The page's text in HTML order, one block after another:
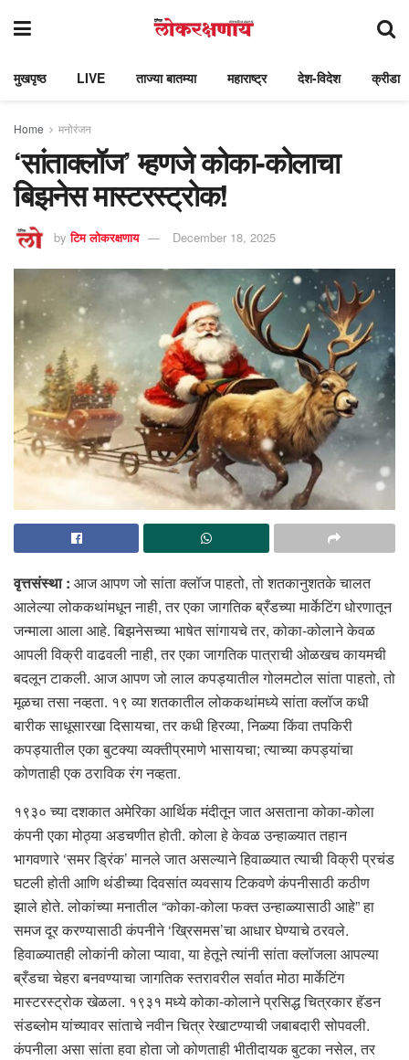
मुखपृष्ठ LIVE ताज्या बातम्या महाराष्ट्र देश-विदेश क्रीडा
Home मनोरंजन
‘सांताक्लॉज’ म्हणजे कोका-कोलाचा
बिझनेस मास्टरस्ट्रोक!
by टिम लोकरक्षणाय December 18, 2025
वृत्तसंस्था : आज आपण जो सांता क्लॉज पाहतो, तो शतकानुशतके चालत
आलेल्या लोककथांमधून नाही, तर एका जागतिक ब्रँडच्या मार्केटिंग धोरणातून
जन्माला आला आहे. बिझनेसच्या भाषेत सांगायचे तर, कोका-कोलाने केवळ
आपली विक्री वाढवली नाही, तर एका जागतिक पात्राची ओळखच कायमची
बदलून टाकली. आज आपण जो लाल कपड्यातील गोलमटोल सांता पाहतो, तो
मूळचा तसा नव्हता. १९ व्या शतकातील लोककथांमध्ये सांता क्लॉज कधी
बारीक साधूसारखा दिसायचा, तर कधी हिरव्या, निळ्या किंवा तपकिरी
कपड्यातील एका बुटक्या व्यक्तीप्रमाणे भासायचा; त्याच्या कपड्यांचा
कोणताही एक ठराविक रंग नव्हता.
१९३० च्या दशकात अमेरिका आर्थिक मंदीतून जात असताना कोका-कोला
कंपनी एका मोठ्या अडचणीत होती. कोला हे केवळ उन्हाळ्यात तहान
भागवणारे ‘समर ड्रिंक’ मानले जात असल्याने हिवाळ्यात त्याची विक्री प्रचंड
घटली होती आणि थंडीच्या दिवसांत व्यवसाय टिकवणे कंपनीसाठी कठीण
झाले होते. लोकांच्या मनातील “कोका-कोला फक्त उन्हाळ्यासाठी आहे” हा
समज दूर करण्यासाठी कंपनीने ‘ख्रिसमस’चा आधार घेण्याचे ठरवले.
हिवाळ्यातही लोकांनी कोला प्यावा, या हेतूने त्यांनी सांता क्लॉजला आपल्या
ब्रँडचा चेहरा बनवण्याचा जागतिक स्तरावरील सर्वात मोठा मार्केटिंग
मास्टरस्ट्रोक खेळला. १९३१ मध्ये कोका-कोलाने प्रसिद्ध चित्रकार हॅडन
संडब्लोम यांच्यावर सांताचे नवीन चित्र रेखाटण्याची जबाबदारी सोपवली.
कंपनीला असा सांता हवा होता जो कोणताही भीतीदायक बुटका नसेल, तर